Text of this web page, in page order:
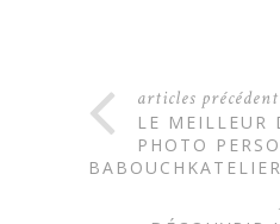
articles précédent
LE MEILLEUR
PHOTO